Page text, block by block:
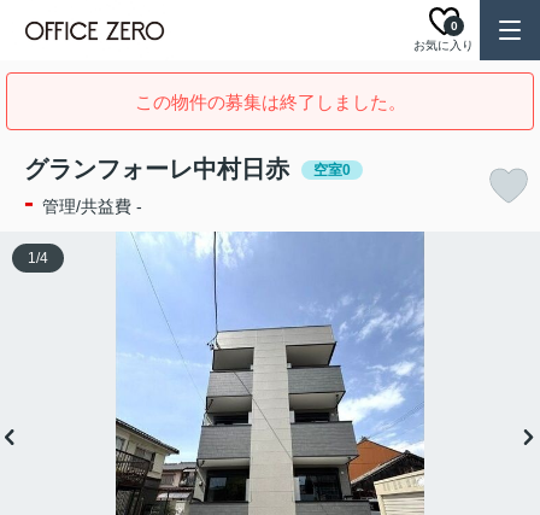
お気に入り
0
この物件の募集は終了しました。
グランフォーレ中村日赤 空室0
- 管理/共益費 -
1/4